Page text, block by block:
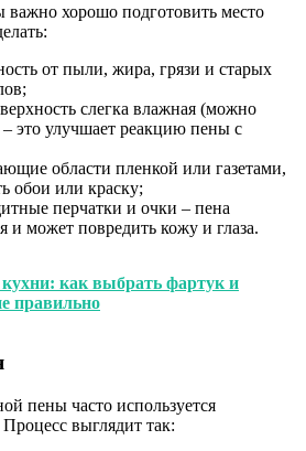
хорошо подготовить место
от пыли, жира, грязи и старых
слегка влажная (можно
это улучшает реакцию пены с
области пленкой или газетами,
обои или краску;
перчатки и очки – пена
и может повредить кожу и глаза.
как выбрать фартук и
правильно
пены часто используется
выглядит так: